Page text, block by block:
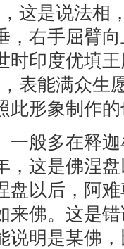
这是说法相
，右手屈臂
时印度优填
表能满众生
此形象制作
多在释迦
，这是佛涅
盘以后，阿
来佛。这是
说明是某佛